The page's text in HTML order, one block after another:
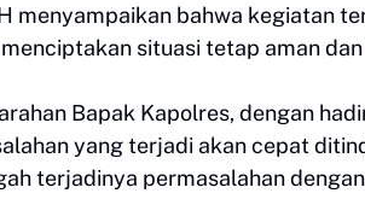
menyampaikan bahwa kegiatan
situasi tetap aman
Bapak Kapolres, dengan
yang terjadi akan cepat
terjadinya permasalahan